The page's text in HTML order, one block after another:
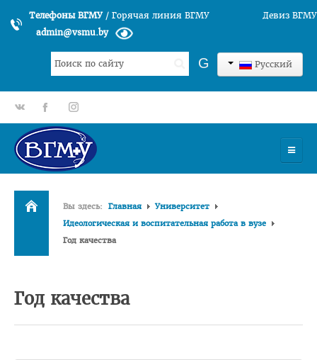
Телефоны ВГМУ/ Горячая линия ВГМУ
Девиз ВГМУ
admin@vsmu.by
Русский
Искать... G
gp fb tt
УНИВЕРСИТЕТ
История университета
Структура ВГМУ
Факультеты
Вы здесь: Главная
Университет
Идеологическая и воспитательная работа в вузе
Год качества
Год качества